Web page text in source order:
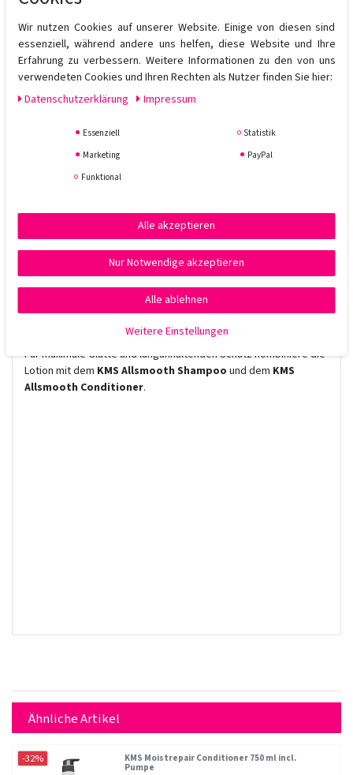
Leichtes Finish: Kein Beschweren, kein Fettfilm – nur
seidige Geschmeidigkeit.
Hitzeschutz:Schützt das Haar beim Föhnen oder Glätten
bis zu 200 °C.
Vegan & umweltbewusst:Ohne Sulfate, Parabene oder
Anwendung:
das handtuchtrockene Haar geben, gleichmäßig verteilen und
wie gewohnt stylen. Für ein besonders glattes Finish
anschließend föhnen oder glätten.
Für maximale Glätte und langanhaltenden Schutz kombiniere die
Lotion mit dem KMS Allsmooth Shampoo und dem KMS
Allsmooth Conditioner.
Ähnliche Artikel
-32%
KMS Moistrepair Conditioner 750 ml incl.
Pumpe
Wir nutzen Cookies auf unserer Website. Einige von diesen sind
essenziell, während andere uns helfen, diese Website und Ihre
Erfahrung zu verbessern. Weitere Informationen zu den von uns
verwendeten Cookies und Ihren Rechten als Nutzer finden Sie hier:
Daten­schutz­erklärung
Impressum
Essenziell
Statistik
Marketing
PayPal
Funktional
Alle akzeptieren
Nur Notwendige akzeptieren
Alle ablehnen
Weitere Einstellungen